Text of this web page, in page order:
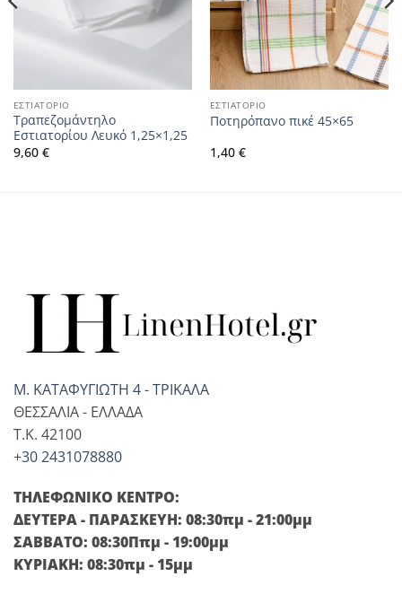
ΕΣΤΙΑΤΟΡΙΟ
Τραπεζομάντηλο
Εστιατορίου Λευκό 1,25×1,25
9,60 €
ΕΣΤΙΑΤΟΡΙΟ
Ποτηρόπανο πικέ 45×65
1,40 €
Μ. ΚΑΤΑΦΥΓΙΩΤΗ 4 - ΤΡΙΚΑΛΑ
ΘΕΣΣΑΛΙΑ - ΕΛΛΑΔΑ
T.K. 42100
+30 2431078880
ΤΗΛΕΦΩΝΙΚΟ ΚΕΝΤΡΟ:
ΔΕΥΤΕΡΑ - ΠΑΡΑΣΚΕΥΗ: 08:30πμ - 21:00μμ
ΣΑΒΒΑΤΟ: 08:30Ππμ - 19:00μμ
ΚΥΡΙΑΚΗ: 08:30πμ - 15μμ